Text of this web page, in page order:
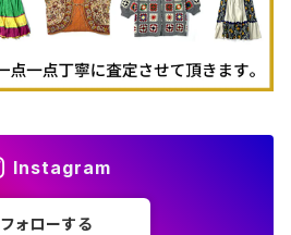
Instagram
フォローする